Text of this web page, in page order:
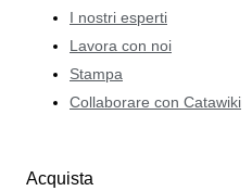
I nostri esperti
Lavora con noi
Stampa
Collaborare con Catawiki
Acquista